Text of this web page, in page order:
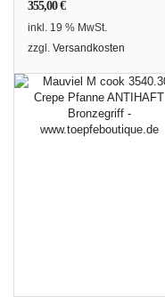
355,00€
inkl. 19 % MwSt.
zzgl. Versandkosten